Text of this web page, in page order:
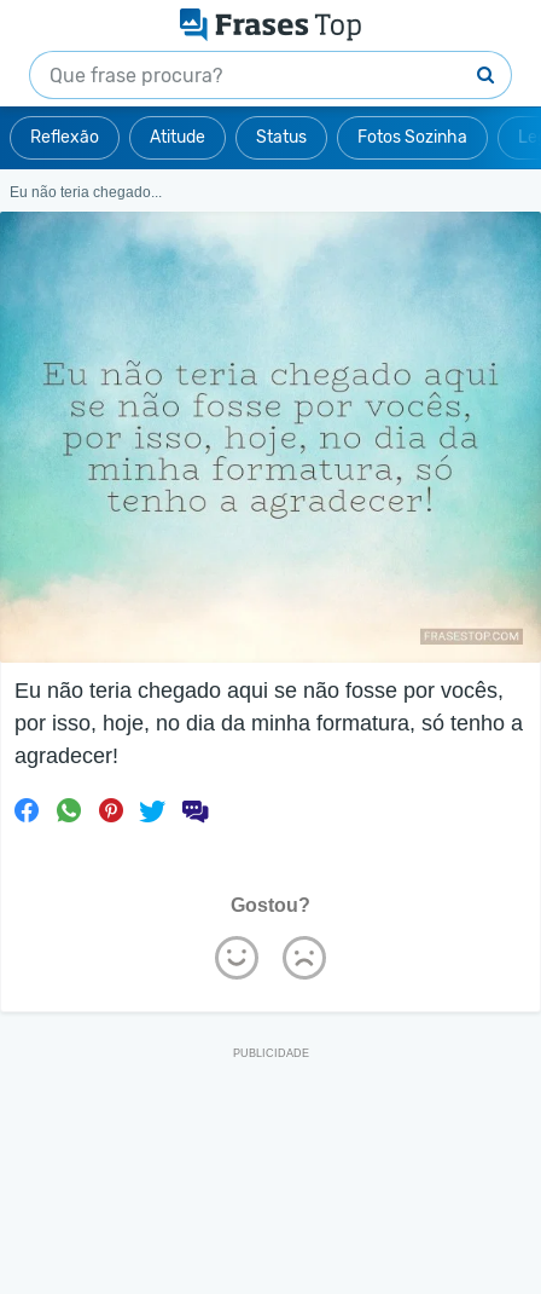
Reflexão Atitude Status Fotos Sozinha
Eu não teria chegado...
Eu não teria chegado aqui se não fosse por vocês,
por isso, hoje, no dia da minha formatura, só tenho a
agradecer!
Gostou?